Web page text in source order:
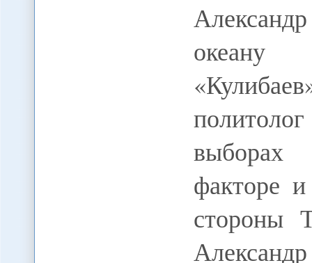
океану
выборах
факторе
стороны